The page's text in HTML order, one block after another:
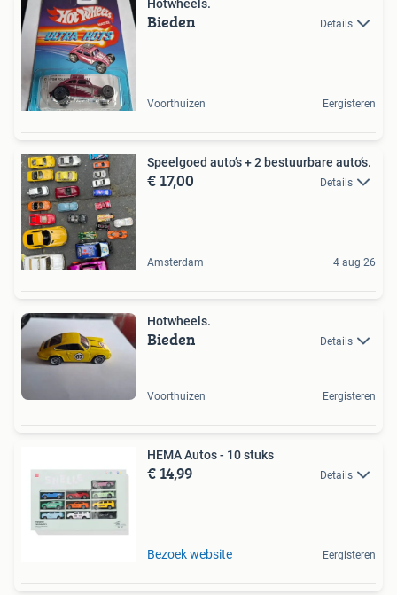
Hotwheels.
Bieden Details
Voorthuizen Eergisteren
Speelgoed auto’s + 2 bestuurbare auto’s.
€ 17,00 Details
Amsterdam 4 aug 26
Hotwheels.
Bieden Details
Voorthuizen Eergisteren
HEMA Autos - 10 stuks
€ 14,99 Details
Bezoek website Eergisteren